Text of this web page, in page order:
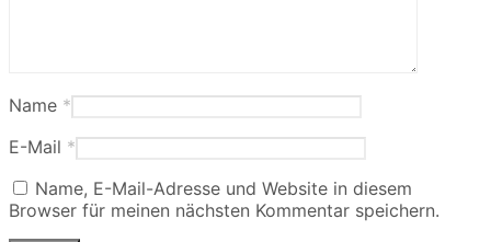
Name *
E-Mail *
Name, E-Mail-Adresse und Website in diesem
Browser für meinen nächsten Kommentar speichern.